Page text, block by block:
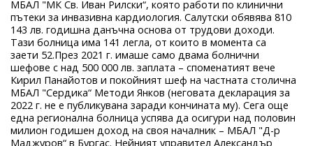
МБАЛ "МК Св. Иван Рилски“, която работи по клинични
пътеки за инвазивна кардиология. Салутски обявява 810
143 лв. годишна данъчна основа от трудови доходи.
Тази болница има 141 легла, от които в момента са
заети 52.През 2021 г. имаше само двама болнични
шефове с над 500 000 лв. заплата – споменатият вече
Кирил Панайотов и покойният шеф на частната столична
МБАЛ "Сердика“ Методи Янков (неговата декларация за
2022 г. не е публикувана заради кончината му). Сега още
една регионална болница успява да осигури над половин
милион годишен доход на своя началник – МБАЛ "Д-р
Маджуров“ в Бургас. Нейният управител Александър